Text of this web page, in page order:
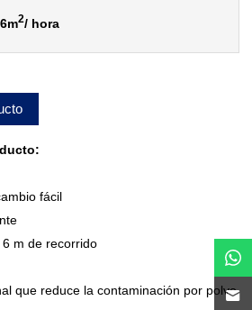
6m2/ hora
fácil
m de recorrido
que reduce la contaminación por polvo